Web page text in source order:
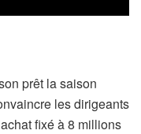
prêt la saison
les dirigeants
fixé à 8 millions